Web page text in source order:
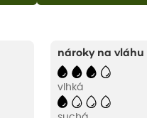
nároky na vláhu
vlhká